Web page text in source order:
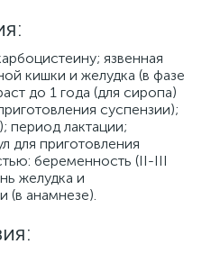
язвенная
кишки и желудка (в фазе
до 1 года (для сиропа)
суспензии);
период лактации;
для приготовления
беременность (II-III
желудка и
(в анамнезе).